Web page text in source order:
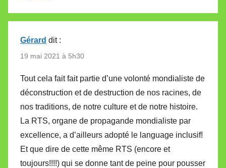
Gérard dit :
19 mai 2021 à 5h30
Tout cela fait fait partie d’une volonté mondialiste de
déconstruction et de destruction de nos racines, de
nos traditions, de notre culture et de notre histoire.
La RTS, organe de propagande mondialiste par
excellence, a d’ailleurs adopté le language inclusif!
Et que dire de cette même RTS (encore et
toujours!!!!) qui se donne tant de peine pour pousser